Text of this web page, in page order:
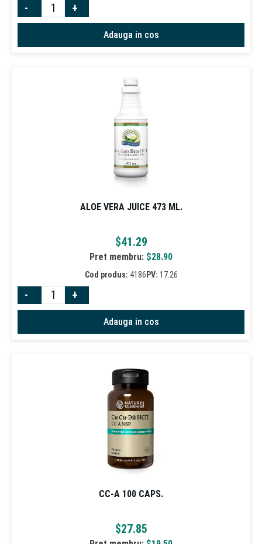
- +
Adauga in cos
ALOE VERA JUICE 473 ML.
$41.29
Pret membru: $28.90
Cod produs: 4186 PV: 17.26
- +
Adauga in cos
CC-A 100 CAPS.
$27.85